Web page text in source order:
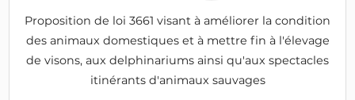
Proposition de loi 3661 visant à améliorer la condition
des animaux domestiques et à mettre fin à l'élevage
de visons, aux delphinariums ainsi qu'aux spectacles
itinérants d'animaux sauvages